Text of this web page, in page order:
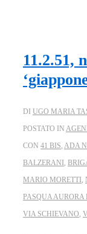
11.2.51,
DI UGO MARIA
POSTATO IN
CON 41 BIS, ADA
BALZERANI ,
MARIO MORETTI ,
PASQUA AURORA
VIA SCHIEVANO,